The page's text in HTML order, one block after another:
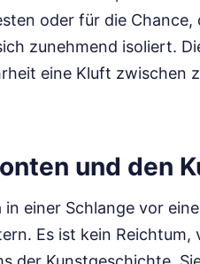
oder für die
zunehmend isoliert.
eine Kluft zwischen
und den
einer Schlange vor
Es ist kein